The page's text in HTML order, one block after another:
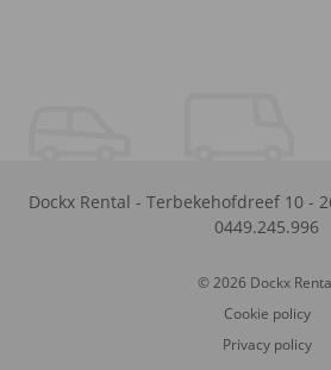
Dockx Rental - Terbekehofdreef 10 -
0449.245.996
© 2026 Dockx
Cookie policy
Privacy policy